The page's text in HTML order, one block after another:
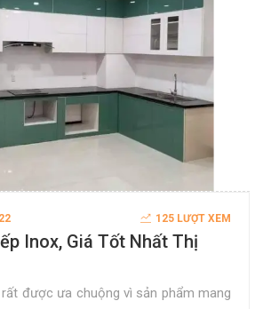
125 LƯỢT XEM
Inox, Giá Tốt Nhất Thị
được ưa chuộng vì sản phẩm mang